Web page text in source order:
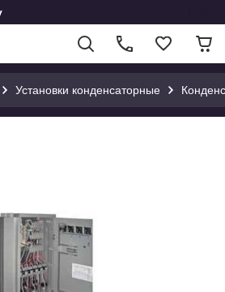
Установки конденсаторные